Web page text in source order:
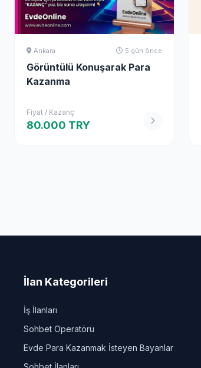
Ankara 5 gün önce
Görüntülü Konuşarak Para
Kazanma
Fiyat / Kazanç
80.000 TRY
İlan Kategorileri
İş İlanları
Sohbet Operatörü
Evde Para Kazanmak İsteyen Bayanlar